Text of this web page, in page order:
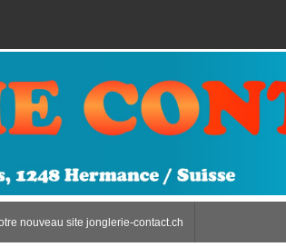
nouveau site jonglerie-contact.ch